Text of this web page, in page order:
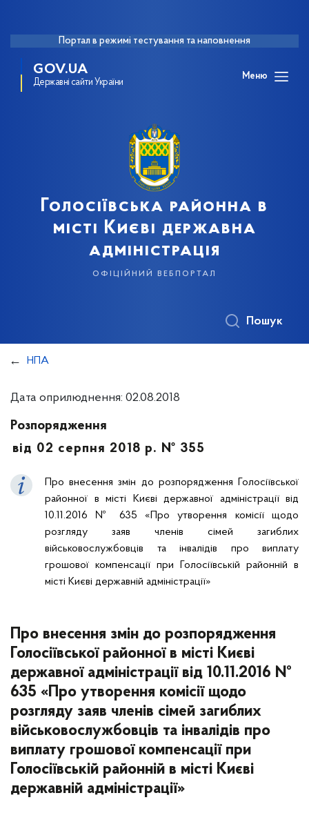
Портал в режимі тестування та наповнення
GOV.UA
Державні сайти України
Меню
Голосіївська районна в
місті Києві державна
адміністрація
офіційний вебпортал
Пошук
НПА
Дата оприлюднення: 02.08.2018
Розпорядження
від 02 серпня 2018 р. № 355
Про внесення змін до розпорядження Голосіївської
районної в місті Києві державної адміністрації від
10.11.2016 № 635 «Про утворення комісії щодо
розгляду заяв членів сімей загиблих
військовослужбовців та інвалідів про виплату
грошової компенсації при Голосіївській районній в
місті Києві державній адміністрації»
Про внесення змін до розпорядження
Голосіївської районної в місті Києві
державної адміністрації від 10.11.2016 №
635 «Про утворення комісії щодо
розгляду заяв членів сімей загиблих
військовослужбовців та інвалідів про
виплату грошової компенсації при
Голосіївській районній в місті Києві
державній адміністрації»